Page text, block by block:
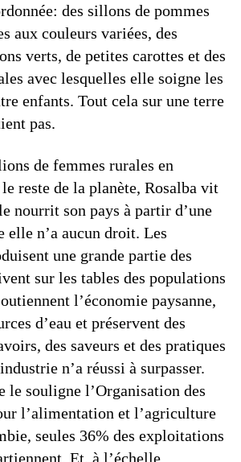
des sillons de pommes
aux couleurs variées, des
verts, de petites carottes et des
avec lesquelles elle soigne les
enfants. Tout cela sur une terre
pas.
de femmes rurales en
reste de la planète, Rosalba vit
nourrit son pays à partir d’une
elle n’a aucun droit. Les
une grande partie des
sur les tables des populations
l’économie paysanne,
d’eau et préservent des
des saveurs et des pratiques
n’a réussi à surpasser.
le souligne l’Organisation des
l’alimentation et l’agriculture
seules 36% des exploitations
Et, à l’échelle